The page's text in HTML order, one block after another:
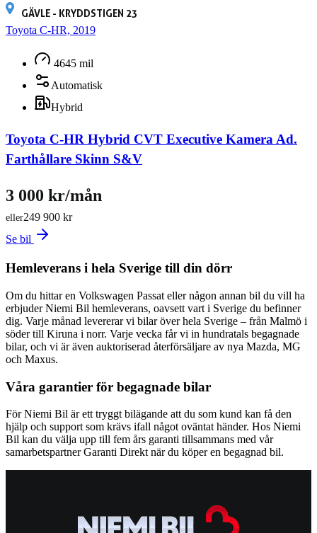
GÄVLE - KRYDDSTIGEN 23
Toyota C-HR, 2019
4645 mil
Automatisk
Hybrid
Toyota C-HR Hybrid CVT Executive Kamera Ad.
Farthållare Skinn S&V
249 900 kr
eller
3 000 kr/mån
Se bil
Hemleverans i hela Sverige till din dörr
Om du hittar en Volkswagen Passat eller någon annan bil du vill ha
erbjuder Niemi Bil hemleverans, oavsett vart i Sverige du befinner
dig. Varje månad levererar vi bilar över hela Sverige – från Malmö i
söder till Kiruna i norr. Varje vecka får vi in hundratals begagnade
bilar, och vi är även auktoriserad återförsäljare av nya Mazda, MG
och Maxus.
Våra garantier för begagnade bilar
För Niemi Bil är ett tryggt bilägande att du som kund kan få den
hjälp och support som krävs ifall något oväntat händer. Hos Niemi
Bil kan du välja upp till fem års garanti tillsammans med vår
samarbetspartner Garanti Direkt när du köper en begagnad bil.